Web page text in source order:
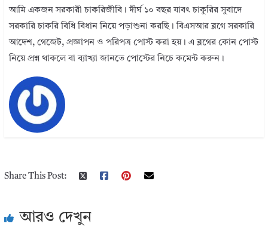
আমি একজন সরকারী চাকরিজীবি। দীর্ঘ ১০ বছর যাবৎ চাকুরির সুবাদে
সরকারি চাকরি বিধি বিধান নিয়ে পড়াশুনা করছি। বিএসআর ব্লগে সরকারি
আদেশ, গেজেট, প্রজ্ঞাপন ও পরিপত্র পোস্ট করা হয়। এ ব্লগের কোন পোস্ট
নিয়ে প্রশ্ন থাকলে বা ব্যাখ্যা জানতে পোস্টের নিচে কমেন্ট করুন।
Share This Post:
আরও দেখুন